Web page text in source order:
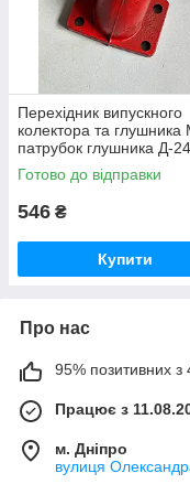
Перехідник випускного
колектора та
патрубок глушника Д-
(вир-во Україна) 240-
1008021-Б1 / 240-
Готово до відправки
546 ₴
Купити
Про нас
95% позитивних з
Працює з
м. Дніпро
вулиця